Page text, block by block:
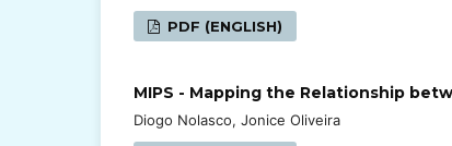
PDF (ENGLISH)
MIPS - Mapping the Relationship
Diogo Nolasco, Jonice Oliveira